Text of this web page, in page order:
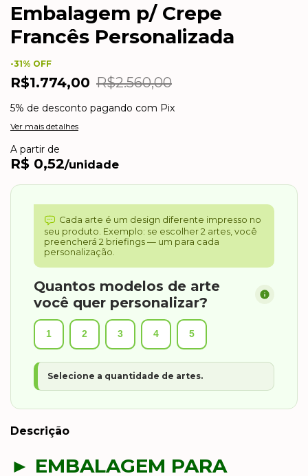
Embalagem p/ Crepe
Francês Personalizada
-31% OFF
R$1.774,00 R$2.560,00
5% de desconto pagando com Pix
Ver mais detalhes
A partir de
R$ 0,52/unidade
Cada arte é um design diferente impresso no
seu produto. Exemplo: se escolher 2 artes, você
preencherá 2 briefings — um para cada
personalização.
Quantos modelos de arte
você quer personalizar?
1 2 3 4 5
Selecione a quantidade de artes.
Descrição
► EMBALAGEM PARA